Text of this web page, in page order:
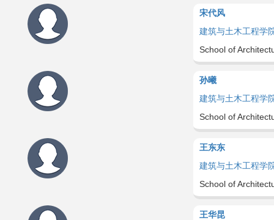
宋代风
建筑与土木工程学
School of
孙曦
建筑与土木工程学
School of
王东东
建筑与土木工程学
School of
王华昆